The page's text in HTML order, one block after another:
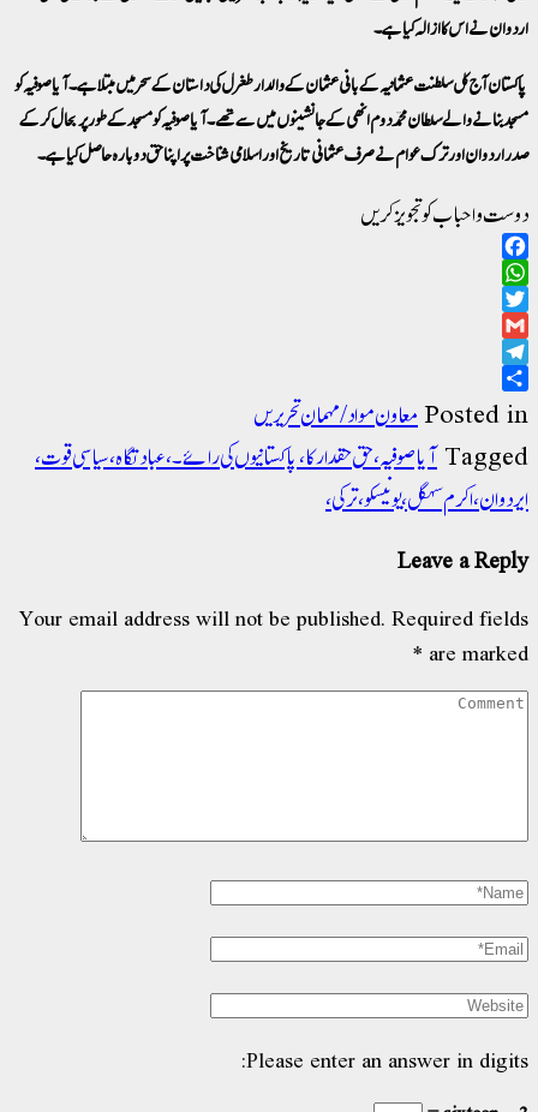
اردوان نے اس کا ازالہ کیا ہے۔
پاکستان آج کل سلطنت عثمانیہ کے بانی عثمان کے والد ارطغرل کی داستان کے سحر میں مبتلا ہے۔ آیا صوفیہ کو
مسجد بنانے والے سلطان محمد دوم انھی کے جانشینوں میں سے تھے۔ آیا صوفیہ کو مسجد کے طور پر بحال کرکے
صدر اردوان اور ترک عوام نے صرف عثمانی تاریخ اور اسلامی شناخت پر اپنا حق دوبارہ حاصل کیا ہے۔
دوست و احباب کو تجویز کریں
Facebook
WhatsApp
Twitter
Gmail
Telegram
Share
Posted in معاون مواد/مہمان تحریریں
Tagged آیا صوفیہ، حق حقدار کا، پاکستانیوں کی رائے۔، عبادتگاہ، سیاسی قوت،
ایردوان، اکرم سہگل، یونیسکو، ترکی،
Leave a Reply
Your email address will not be published. Required fields
are marked
*
Please enter an answer in digits: